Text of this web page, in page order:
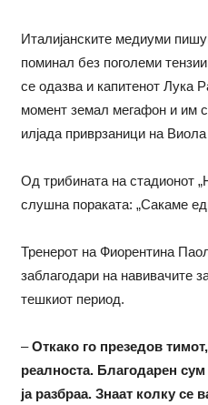
Италијанските медиуми
поминал без поголеми
се одазва и капитенот Лука
момент земал мегафон и им
илјада приврзаници на
Од трибината на стадионот
слушна пораката: „Сакаме
Тренерот на Фиорентина
заблагодари на навивачите
тешкиот период.
–Откако го презедов
реалноста. Благодарен
ја разбраа. Знаат колку се